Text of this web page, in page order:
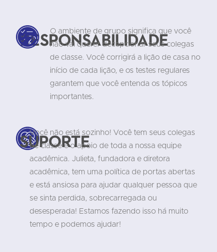
Responsabilidade
O ambiente de grupo significa que você
não vai querer decepcionar seus colegas
de classe. Você corrigirá a lição de casa no
início de cada lição, e os testes regulares
garantem que você entenda os tópicos
importantes.
Suporte
Você não está sozinho! Você tem seus colegas
de classe e o apoio de toda a nossa equipe
acadêmica. Julieta, fundadora e diretora
acadêmica, tem uma política de portas abertas
e está ansiosa para ajudar qualquer pessoa que
se sinta perdida, sobrecarregada ou
desesperada! Estamos fazendo isso há muito
tempo e podemos ajudar!